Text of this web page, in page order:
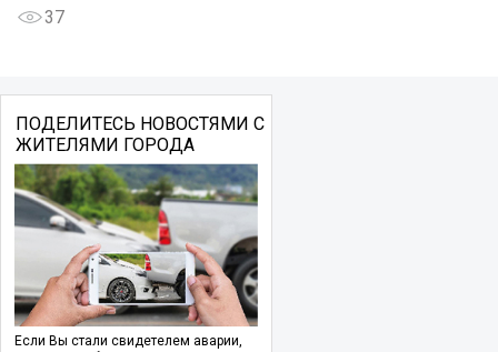
37
ПОДЕЛИТЕСЬ НОВОСТЯМИ С
ЖИТЕЛЯМИ ГОРОДА
Если Вы стали свидетелем аварии,